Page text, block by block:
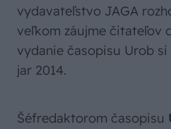
vydavateľstvo JAGA
veľkom záujme čitateľov
vydanie časopisu Urob
jar 2014.
Šéfredaktorom časopisu